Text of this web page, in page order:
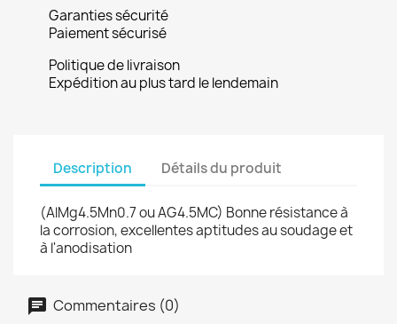
Garanties sécurité
Paiement sécurisé
Politique de livraison
Expédition au plus tard le lendemain
Description Détails du produit
(AlMg4.5Mn0.7 ou AG4.5MC) Bonne résistance à
la corrosion, excellentes aptitudes au soudage et
à l'anodisation
Commentaires (0)